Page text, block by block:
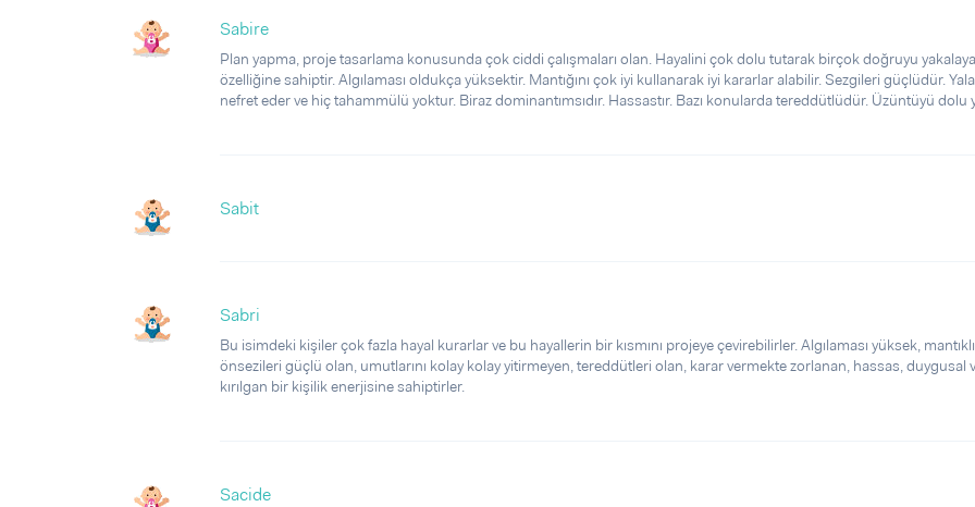
Sabire
Plan yapma, proje tasarlama konusunda çok ciddi çalışmaları olan. Hayalini çok dolu tutarak birçok doğruyu
özelliğine sahiptir. Algılaması oldukça yüksektir. Mantığını çok iyi kullanarak iyi kararlar alabilir. Sezgileri güçlüdür.
nefret eder ve hiç tahammülü yoktur. Biraz dominantımsıdır. Hassastır. Bazı konularda tereddütlüdür. Üzüntüyü dolu
Sabit
Sabri
Bu isimdeki kişiler çok fazla hayal kurarlar ve bu hayallerin bir kısmını projeye çevirebilirler. Algılaması yüksek,
önsezileri güçlü olan, umutlarını kolay kolay yitirmeyen, tereddütleri olan, karar vermekte zorlanan, hassas, duygusal
kırılgan bir kişilik enerjisine sahiptirler.
Sacide